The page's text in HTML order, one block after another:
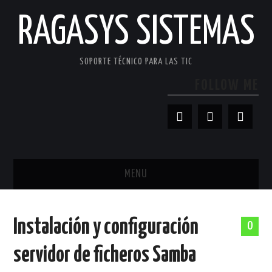
RAGASYS SISTEMAS
SOPORTE TÉCNICO PARA LAS TIC
MENU
ACERCA DE
0
Instalación y configuración
servidor de ficheros Samba